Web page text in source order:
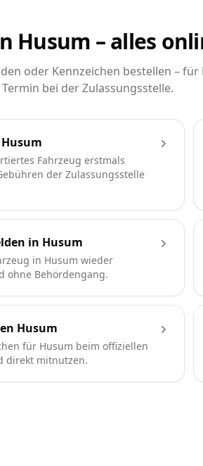
Husum – alles
oder Kennzeichen bestellen –
bei der Zulassungsstelle.
Fahrzeug erstmals
der Zulassungsstelle
in Husum
in Husum wieder
ohne Behördengang.
Husum
für Husum beim offiziellen
direkt mitnutzen.